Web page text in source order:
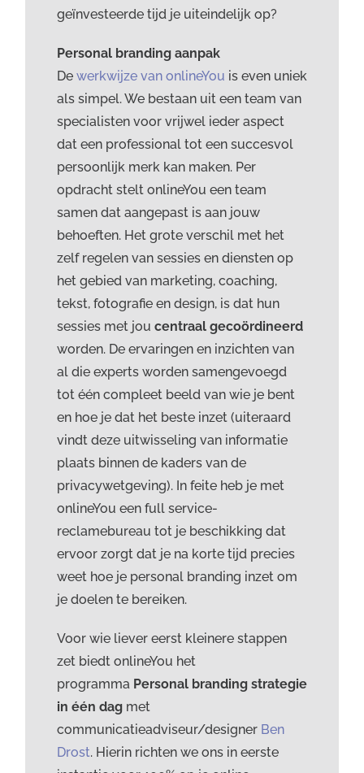
geïnvesteerde tijd je uiteindelijk op?
Personal branding aanpak
Dewerkwijze van onlineYou is even uniek
als simpel. We bestaan uit een team van
specialisten voor vrijwel ieder aspect
dat een professional tot een succesvol
persoonlijk merk kan maken. Per
opdracht stelt onlineYou een team
samen dat aangepast is aan jouw
behoeften. Het grote verschil met het
zelf regelen van sessies en diensten op
het gebied van marketing, coaching,
tekst, fotografie en design, is dat hun
sessies met jou centraal gecoördineerd
worden. De ervaringen en inzichten van
al die experts worden samengevoegd
tot één compleet beeld van wie je bent
en hoe je dat het beste inzet (uiteraard
vindt deze uitwisseling van informatie
plaats binnen de kaders van de
privacywetgeving). In feite heb je met
onlineYou een full service-
reclamebureau tot je beschikking dat
ervoor zorgt dat je na korte tijd precies
weet hoe je personal branding inzet om
je doelen te bereiken.
Voor wie liever eerst kleinere stappen
zet biedt onlineYou het
programma Personal branding strategie
in één dagmet
communicatieadviseur/designer Ben
Drost. Hierin richten we ons in eerste